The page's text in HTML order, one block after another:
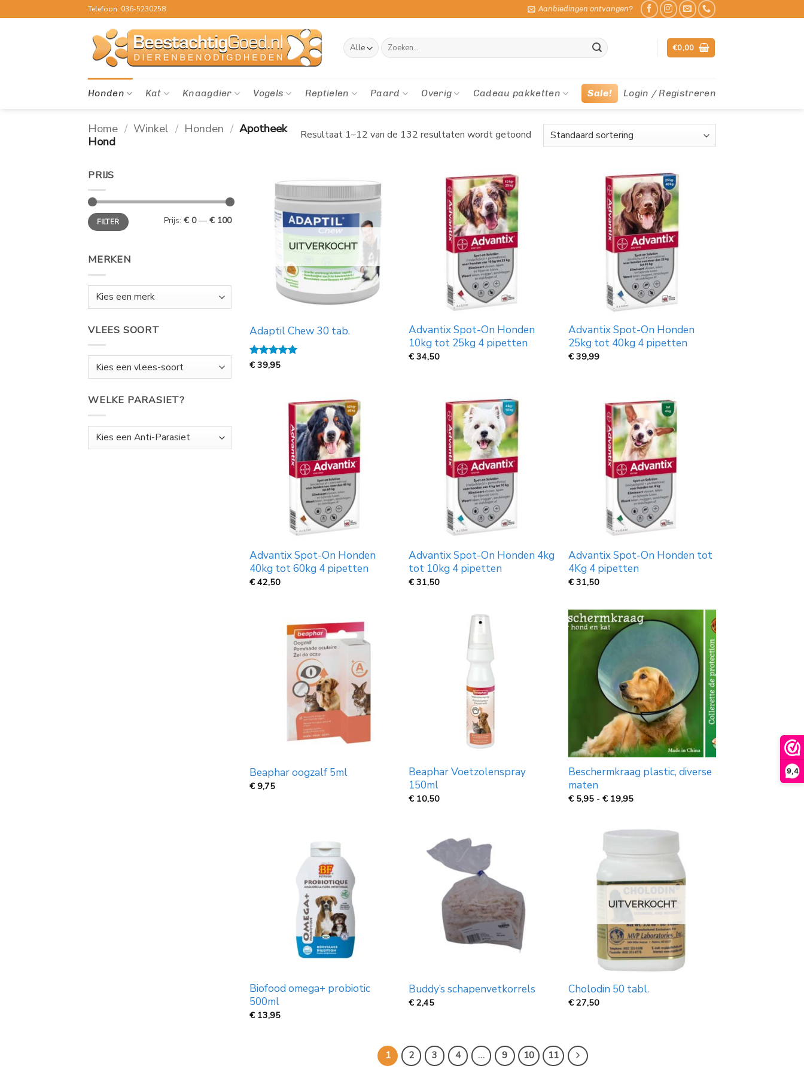
9,4
naar
Telefoon: 036-5230258 Aanbiedingen ontvangen?
Zoeken
naar:
€0,00
Honden Kat Knaagdier Vogels Reptielen Paard Overig Cadeau pakketten Sale! Login / Registreren
Home / Winkel / Honden / Apotheek
Hond
Resultaat 1–12 van de 132 resultaten wordt getoond
PRIJS
Min.
prijs
Max.
prijsFILTER Prijs: € 0— € 100
MERKEN
VLEES SOORT
WELKE PARASIET?
UITVERKOCHT
Adaptil Chew 30 tab.
Gewaardeerd
€ 39,95
Advantix Spot-On Honden
10kg tot 25kg 4 pipetten
€34,50
Advantix Spot-On Honden
25kg tot 40kg 4 pipetten
€39,99
Advantix Spot-On Honden
40kg tot 60kg 4 pipetten
€ 42,50
Advantix Spot-On Honden 4kg
tot 10kg 4 pipetten
€31,50
Advantix Spot-On Honden tot
4Kg 4 pipetten
€31,50
Beaphar oogzalf 5ml
€ 9,75
Beaphar Voetzolenspray
150ml
€ 10,50
Beschermkraag plastic, diverse
maten
€ 5,95 - € 19,95Prijsklasse:
€
Biofood omega+ probiotic
500ml
€ 13,95
Buddy’s schapenvetkorrels
€2,45
UITVERKOCHT
Cholodin 50 tabl.
€27,50
1 2 3 4 … 9 10 11